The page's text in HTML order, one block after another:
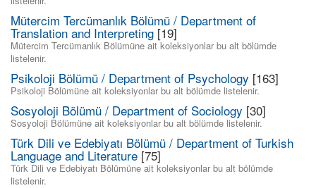
Mütercim Tercümanlık Bölümü / Department of
Translation and Interpreting [19]
Mütercim Tercümanlık Bölümüne ait koleksiyonlar bu alt bölümde
listelenir.
Psikoloji Bölümü / Department of Psychology [163]
Psikoloji Bölümüne ait koleksiyonlar bu alt bölümde listelenir.
Sosyoloji Bölümü / Department of Sociology [30]
Sosyoloji Bölümüne ait koleksiyonlar bu alt bölümde listelenir.
Türk Dili ve Edebiyatı Bölümü / Department of Turkish
Language and Literature [75]
Türk Dili ve Edebiyatı Bölümüne ait koleksiyonlar bu alt bölümde
listelenir.